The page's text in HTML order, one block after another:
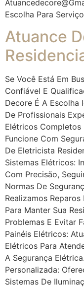
Escolha Para
Atuance
Se Você Está Em
Confiável E
Decore É A Escolha
De Profissionais
Elétricos Completos
Funcione Com
De Eletricista
Sistemas Elétricos:
Com Precisão,
Normas De
Realizamos
Para Manter Sua
Problemas E Evitar
Painéis Elétricos:
Elétricos Para
A Segurança
Personalizada:
Sistemas De